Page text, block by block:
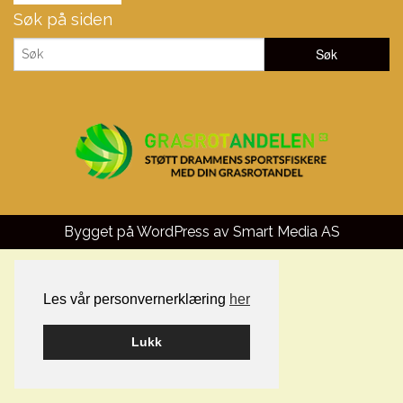
Les vår personvernerklæring her
Lukk
Søk på siden
Bygget på WordPress av Smart Media AS